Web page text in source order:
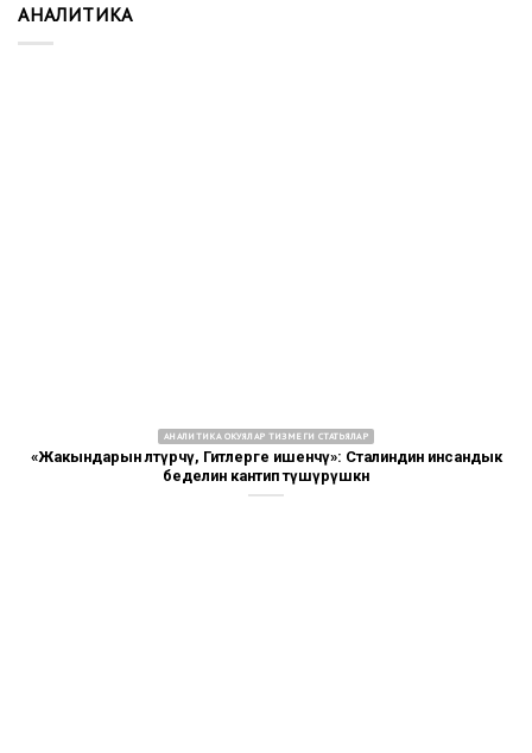
АНАЛИТИКА
АНАЛИТИКА ОКУЯЛАР ТИЗМЕГИ СТАТЬЯЛАР
«Жакындарын өлтүрчү, Гитлерге ишенчү»: Сталиндин инсандык
беделин кантип түшүрүшкөн